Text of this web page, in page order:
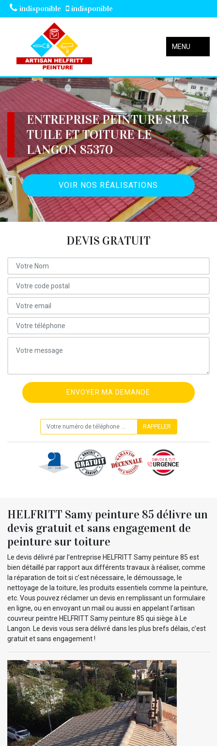
indisponible indisponible
MENU
ENTREPRISE PEINTURE SUR
TUILE ET TOITURE LE
LANGON 85370
VOIR NOS RÉALISATIONS
DEVIS GRATUIT
HELFRITT Samy peinture 85 délivre un
devis gratuit et sans engagement de
peinture sur toiture
Le devis délivré par l’entreprise HELFRITT Samy peinture 85 est
bien détaillé par rapport aux différents travaux à réaliser, comme
la réparation de toit si c’est nécessaire, le démoussage, le
nettoyage de la toiture, les produits essentiels comme la peinture,
etc. Vous pouvez réclamer un devis en remplissant un formulaire
en ligne, ou en envoyant un mail ou aussi en appelant l’artisan
couvreur peintre HELFRITT Samy peinture 85 qui siège à Le
Langon. Le devis vous sera délivré dans les plus brefs délais, c’est
gratuit et sans engagement !